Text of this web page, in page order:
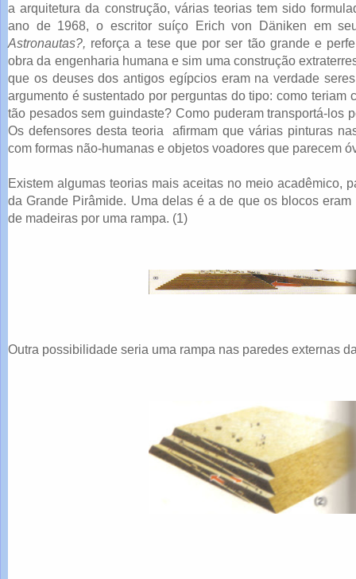
a arquitetura da construção, várias teorias tem sido
ano de 1968, o escritor suíço Erich von Däniken em
Astronautas?, reforça a tese que por ser tão grande e
obra da engenharia humana e sim uma construção
que os deuses dos antigos egípcios eram na verdade
argumento é sustentado por perguntas do tipo: como teriam
tão pesados sem guindaste? Como puderam transportá-los
Os defensores desta teoria afirmam que várias pinturas
com formas não-humanas e objetos voadores que parecem
Existem algumas teorias mais aceitas no meio acadêmico,
da Grande Pirâmide. Uma delas é a de que os blocos
de madeiras por uma rampa. (1)
Outra possibilidade seria uma rampa nas paredes externas